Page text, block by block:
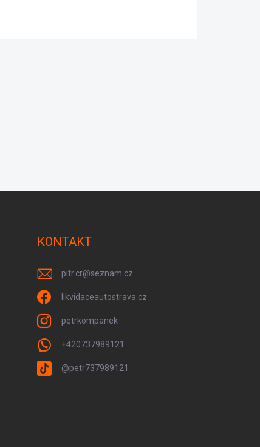
KONTAKT
pitr.cr@seznam.cz
likvidaceautostrava.cz
petrkompanek
+420737989121
@petr737989121